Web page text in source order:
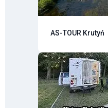
AS-TOUR Krutyń